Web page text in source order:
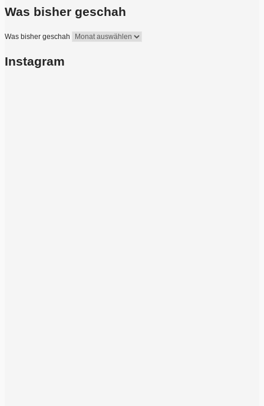
Was bisher geschah
Was bisher geschah
Instagram